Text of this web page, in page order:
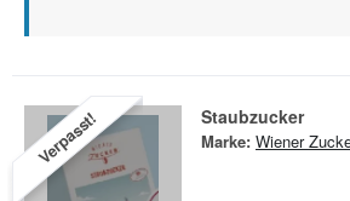
Verpasst! Staubzucker
Marke: Wiener